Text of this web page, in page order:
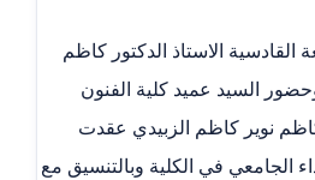
الاستاذ الدكتور كاظم
السيد عميد كلية الفنون
كاظم نوير كاظم الزبيدي عقدت
الجامعي في الكلية وبالتنسيق مع